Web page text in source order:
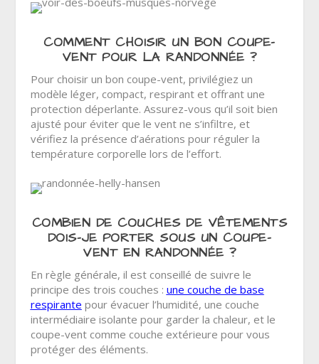
COMMENT CHOISIR UN BON COUPE-
VENT POUR LA RANDONNÉE ?
Pour choisir un bon coupe-vent, privilégiez un
modèle léger, compact, respirant et offrant une
protection déperlante. Assurez-vous qu’il soit bien
ajusté pour éviter que le vent ne s’infiltre, et
vérifiez la présence d’aérations pour réguler la
température corporelle lors de l’effort.
COMBIEN DE COUCHES DE VÊTEMENTS
DOIS-JE PORTER SOUS UN COUPE-
VENT EN RANDONNÉE ?
En règle générale, il est conseillé de suivre le
principe des trois couches : une couche de base
respirante pour évacuer l’humidité, une couche
intermédiaire isolante pour garder la chaleur, et le
coupe-vent comme couche extérieure pour vous
protéger des éléments.